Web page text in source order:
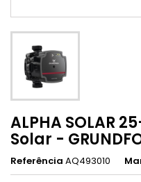
ALPHA SOLAR
Solar -
Referência AQ493010